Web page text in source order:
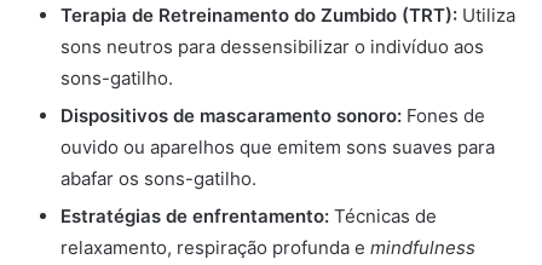
Terapia de Retreinamento do Zumbido (TRT): Utiliza
sons neutros para dessensibilizar o indivíduo aos
sons-gatilho.
Dispositivos de mascaramento sonoro: Fones de
ouvido ou aparelhos que emitem sons suaves para
abafar os sons-gatilho.
Estratégias de enfrentamento: Técnicas de
relaxamento, respiração profunda e mindfulness